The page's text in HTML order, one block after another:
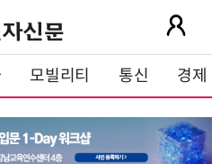
모빌리티 통신 경제